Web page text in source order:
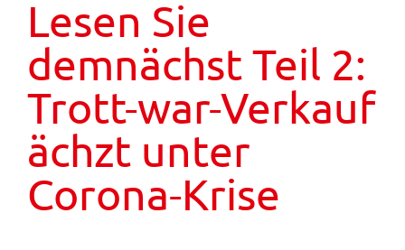
Lesen Sie
demnächst Teil 2:
Trott-war-Verkauf
ächzt unter
Corona-Krise